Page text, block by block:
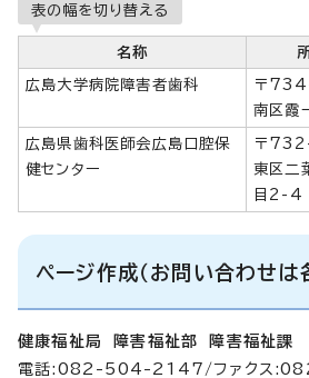
表の幅を切り替える
名称
広島大学病院障害者歯科
〒
南区霞
広島県歯科医師会広島口腔保
健センター
〒
東区二
目2-4
ページ作成（お問い合わせは
健康福祉局 障害福祉部 障害福祉課
電話:082-504-2147/ファクス